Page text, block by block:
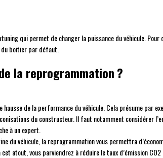
qui permet de changer la puissance du véhicule.
boitier par défaut.
la reprogrammation ?
de la performance du véhicule. Cela présume par
du constructeur. Il faut notamment considérer
à un expert.
du véhicule, la reprogrammation vous permettra
atout, vous parviendrez à réduire le taux d’émission CO2